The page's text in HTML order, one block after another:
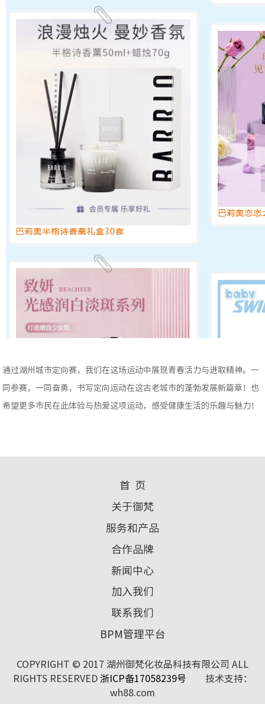
通过湖州城市定向赛，我们在这场运动中展现青春活力与进取精神。一
同参赛，一同奋勇，书写定向运动在这古老城市的蓬勃发展新篇章！也
希望更多市民在此体验与热爱这项运动，感受健康生活的乐趣与魅力！
首 页
关于御梵
服务和产品
合作品牌
新闻中心
加入我们
联系我们
BPM管理平台
COPYRIGHT © 2017 湖州御梵化妆品科技有限公司 ALL
RIGHTS RESERVED 浙ICP备17058239号
技术支持：
wh88.com